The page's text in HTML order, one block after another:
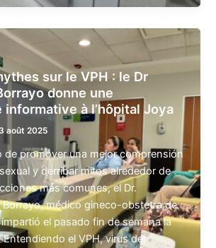
sur le VPH : le Dr
donne une
à l’hôpital Joya
août 2025
de promover una mejor comprensión
y derribar mitos alrededor de
más comunes, el Dr.
Borrayo, médico gineco-obstetra de
el pasado fin de semana la
el VPH, virus del